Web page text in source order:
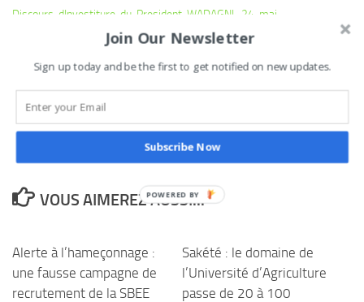
Discours-dInvestiture-du-President-WADAGNI_24-mai-
Télécharger
0
VOUS AIMEREZ AUSSI...
Alerte à l’hameçonnage :
une fausse campagne de
recrutement de la SBEE
Sakété : le domaine de
l’Université d’Agriculture
passe de 20 à 100
Join Our Newsletter
Sign up today and be the first to get notified on new updates.
Subscribe Now